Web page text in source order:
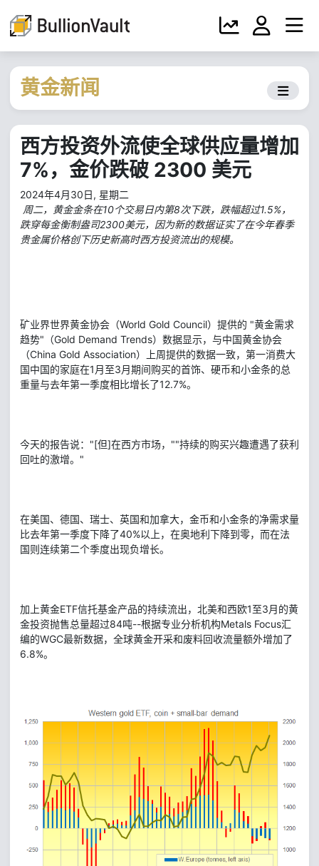
黄金新闻
西方投资外流使全球供应量增加
7%，金价跌破 2300 美元
2024年4月30日, 星期二
周二，黄金金条在10个交易日内第8次下跌，跌幅超过1.5%，
跌穿每金衡制盎司2300美元，因为新的数据证实了在今年春季
贵金属价格创下历史新高时西方投资流出的规模。
矿业界世界黄金协会（World Gold Council）提供的 "黄金需求
趋势"（Gold Demand Trends）数据显示，与中国黄金协会
（China Gold Association）上周提供的数据一致，第一消费大
国中国的家庭在1月至3月期间购买的首饰、硬币和小金条的总
重量与去年第一季度相比增长了12.7%。
今天的报告说："[但]在西方市场，""持续的购买兴趣遭遇了获利
回吐的激增。"
在美国、德国、瑞士、英国和加拿大，金币和小金条的净需求量
比去年第一季度下降了40%以上，在奥地利下降到零，而在法
国则连续第二个季度出现负增长。
加上黄金ETF信托基金产品的持续流出，北美和西欧1至3月的黄
金投资抛售总量超过84吨--根据专业分析机构Metals Focus汇
编的WGC最新数据，全球黄金开采和废料回收流量额外增加了
6.8%。